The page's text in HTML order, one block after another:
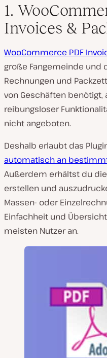
1.
Invoices &
WooCommerce PDF
große Fangemeinde und
Rechnungen und
von Geschäften benötigt,
reibungsloser
nicht angeboten.
Deshalb erlaubt das
automatisch an
Außerdem erhältst du
erstellen und
Massen- oder
Einfachheit und
meisten Nutzer an.